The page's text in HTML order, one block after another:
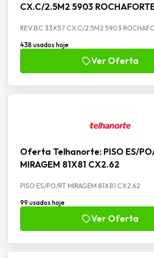
CX.C/2.5M2 5903
REV.BC 33X57 CX.C/2.5M2 5903
438 usados hoje
Ver Oferta
Oferta Telhanorte: PISO ES/
MIRAGEM 81X81 CX2.62
PISO ES/PO/RT MIRAGEM 81X81 CX2.62
99 usados hoje
Ver Oferta